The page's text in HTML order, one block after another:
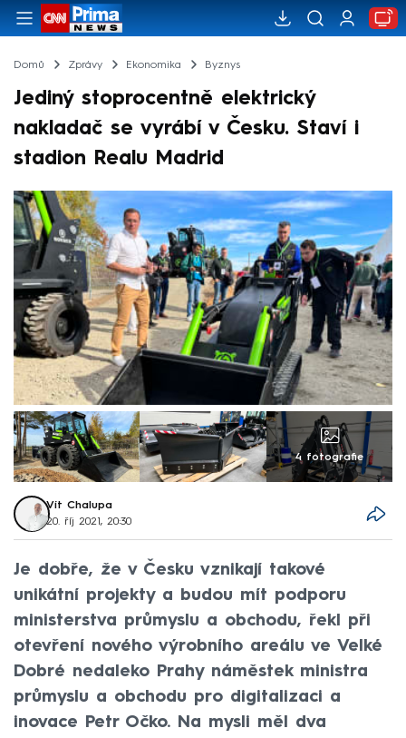
Domů Zprávy Ekonomika Byznys
Jediný stoprocentně elektrický
nakladač se vyrábí v Česku. Staví i
stadion Realu Madrid
4 fotografie
Vít Chalupa
20. říj 2021, 20:30
Je dobře, že v Česku vznikají takové
unikátní projekty a budou mít podporu
ministerstva průmyslu a obchodu, řekl při
otevření nového výrobního areálu ve Velké
Dobré nedaleko Prahy náměstek ministra
průmyslu a obchodu pro digitalizaci a
inovace Petr Očko. Na mysli měl dva